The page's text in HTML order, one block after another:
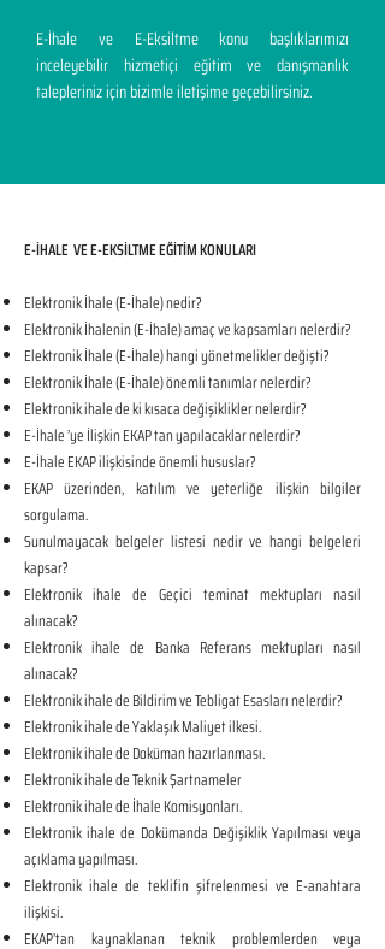
E-İhale ve E-Eksiltme konu başlıklarımızı
inceleyebilir hizmetiçi eğitim ve danışmanlık
talepleriniz için bizimle iletişime geçebilirsiniz.
E-İHALE VE E-EKSİLTME EĞİTİM KONULARI​
Elektronik İhale (E-İhale) nedir?
Elektronik İhalenin (E-İhale) amaç ve kapsamları nelerdir?
Elektronik İhale (E-İhale) hangi yönetmelikler değişti?
Elektronik İhale (E-İhale) önemli tanımlar nelerdir?
Elektronik ihale de ki kısaca değişiklikler nelerdir?
E-İhale ’ye İlişkin EKAP tan yapılacaklar nelerdir?
E-İhale EKAP ilişkisinde önemli hususlar?
EKAP üzerinden, katılım ve yeterliğe ilişkin bilgiler
sorgulama.
Sunulmayacak belgeler listesi nedir ve hangi belgeleri
kapsar?
Elektronik ihale de Geçici teminat mektupları nasıl
alınacak?
Elektronik ihale de Banka Referans mektupları nasıl
alınacak?
Elektronik ihale de Bildirim ve Tebligat Esasları nelerdir?
Elektronik ihale de Yaklaşık Maliyet ilkesi.
Elektronik ihale de Doküman hazırlanması.
Elektronik ihale de Teknik Şartnameler
Elektronik ihale de İhale Komisyonları.
Elektronik ihale de Dokümanda Değişiklik Yapılması veya
açıklama yapılması.
Elektronik ihale de teklifin şifrelenmesi ve E-anahtara
ilişkisi.
EKAP’tan kaynaklanan teknik problemlerden veya